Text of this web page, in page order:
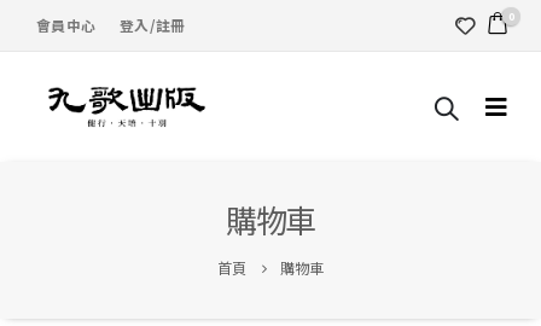
會員中心 登入/註冊 0
購物車
首頁 購物車